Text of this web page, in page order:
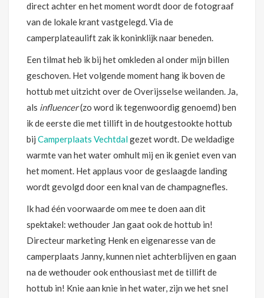
direct achter en het moment wordt door de fotograaf
van de lokale krant vastgelegd. Via de
camperplateaulift zak ik koninklijk naar beneden.
Een tilmat heb ik bij het omkleden al onder mijn billen
geschoven. Het volgende moment hang ik boven de
hottub met uitzicht over de Overijsselse weilanden. Ja,
als influencer(zo word ik tegenwoordig genoemd) ben
ik de eerste die met tillift in de houtgestookte hottub
bij Camperplaats Vechtdalgezet wordt. De weldadige
warmte van het water omhult mij en ik geniet even van
het moment. Het applaus voor de geslaagde landing
wordt gevolgd door een knal van de champagnefles.
Ik had één voorwaarde om mee te doen aan dit
spektakel: wethouder Jan gaat ook de hottub in!
Directeur marketing Henk en eigenaresse van de
camperplaats Janny, kunnen niet achterblijven en gaan
na de wethouder ook enthousiast met de tillift de
hottub in! Knie aan knie in het water, zijn we het snel